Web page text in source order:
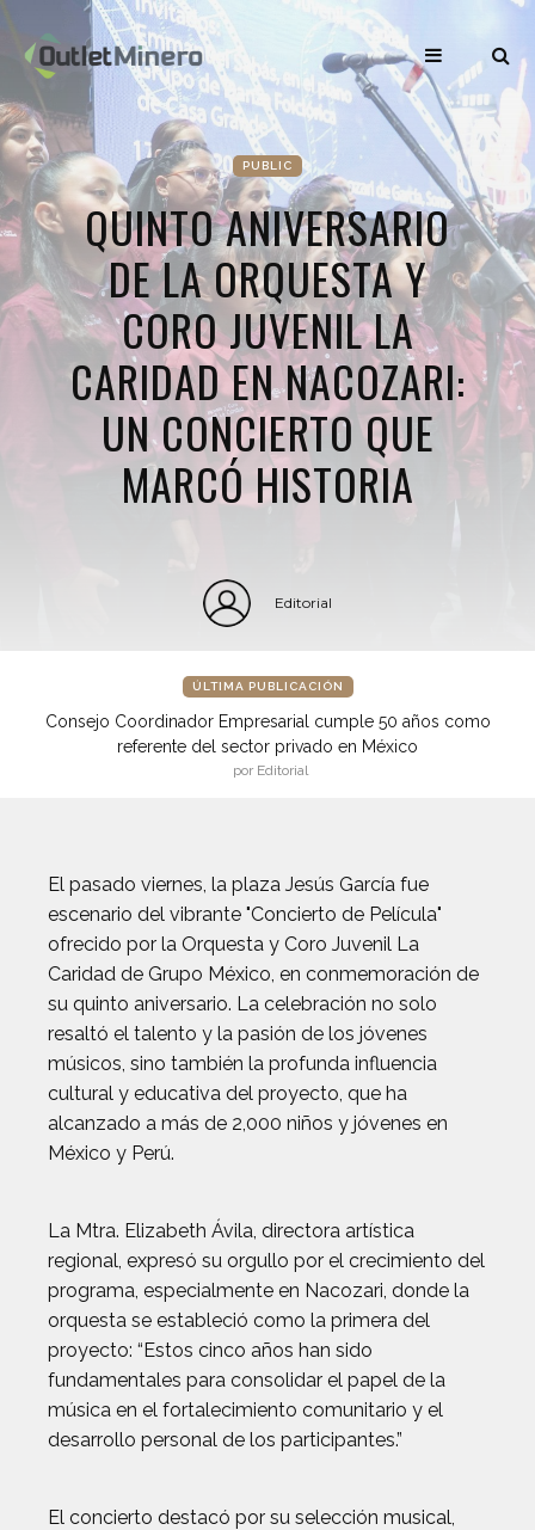
PUBLIC
QUINTO ANIVERSARIO
DE LA ORQUESTA Y
CORO JUVENIL LA
CARIDAD EN NACOZARI:
UN CONCIERTO QUE
MARCÓ HISTORIA
Editorial
ÚLTIMA PUBLICACIÓN
Consejo Coordinador Empresarial cumple 50 años como
referente del sector privado en México
por Editorial
El pasado viernes, la plaza Jesús García fue
escenario del vibrante "Concierto de Película"
ofrecido por la Orquesta y Coro Juvenil La
Caridad de Grupo México, en conmemoración de
su quinto aniversario. La celebración no solo
resaltó el talento y la pasión de los jóvenes
músicos, sino también la profunda influencia
cultural y educativa del proyecto, que ha
alcanzado a más de 2,000 niños y jóvenes en
México y Perú.
La Mtra. Elizabeth Ávila, directora artística
regional, expresó su orgullo por el crecimiento del
programa, especialmente en Nacozari, donde la
orquesta se estableció como la primera del
proyecto: “Estos cinco años han sido
fundamentales para consolidar el papel de la
música en el fortalecimiento comunitario y el
desarrollo personal de los participantes.”
El concierto destacó por su selección musical,